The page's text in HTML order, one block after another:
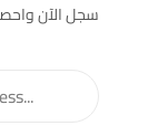
سجل الآن واحصل على خصم 5٪ على